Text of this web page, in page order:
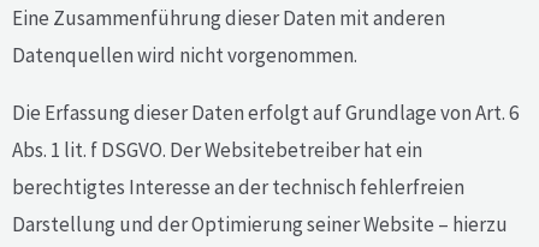
Eine Zusammenführung dieser Daten mit anderen
Datenquellen wird nicht vorgenommen.
Die Erfassung dieser Daten erfolgt auf Grundlage von Art. 6
Abs. 1 lit. f DSGVO. Der Websitebetreiber hat ein
berechtigtes Interesse an der technisch fehlerfreien
Darstellung und der Optimierung seiner Website – hierzu